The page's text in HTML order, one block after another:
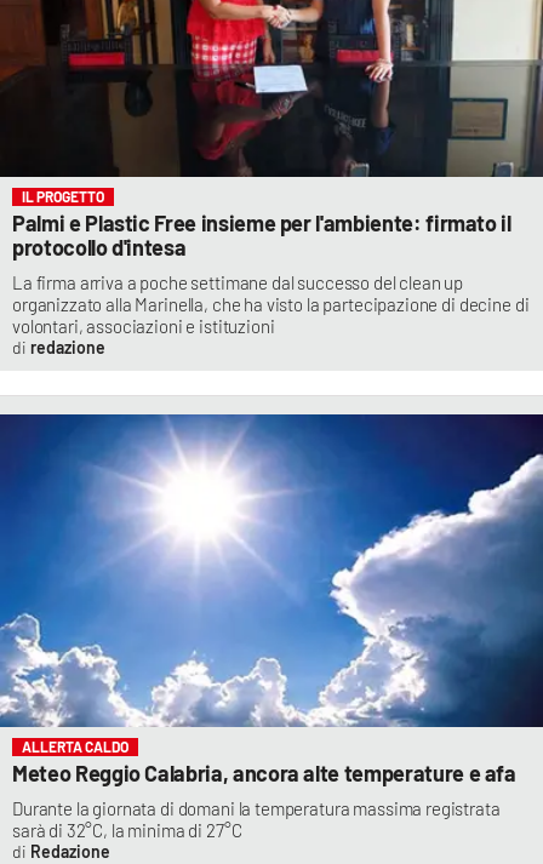
IL PROGETTO
Palmi e Plastic Free insieme per l'ambiente: firmato il
protocollo d'intesa
La firma arriva a poche settimane dal successo del clean up
organizzato alla Marinella, che ha visto la partecipazione di decine di
volontari, associazioni e istituzioni
redazione
ALLERTA CALDO
Meteo Reggio Calabria, ancora alte temperature e afa
Durante la giornata di domani la temperatura massima registrata
sarà di 32°C, la minima di 27°C
Redazione